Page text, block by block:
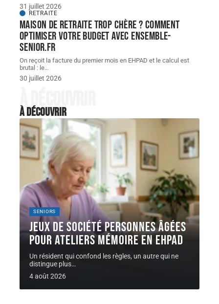
31 juillet 2026
RETRAITE
Maison de retraite trop chère ? Comment
optimiser votre budget avec ensemble-
senior.fr
On reçoit la facture du premier mois en EHPAD et le calcul est
brutal : le…
30 juillet 2026
À découvrir
À découvrir
SENIORS
Jeux de société personnes âgées
pour ateliers mémoire en EHPAD
Un résident qui confond les règles, un autre qui ne
distingue plus…
4 août 2026